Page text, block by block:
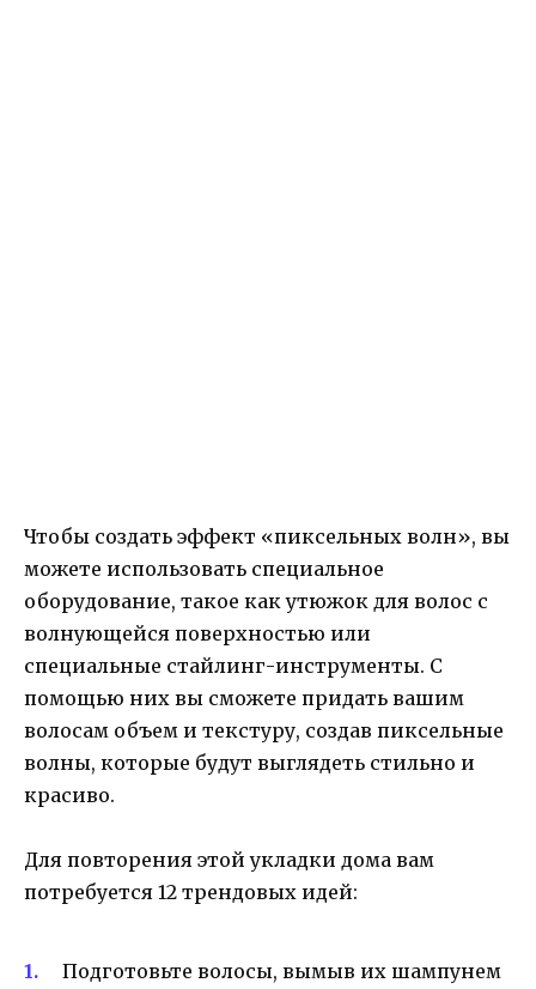
Чтобы создать эффект «пиксельных волн», вы
можете использовать специальное
оборудование, такое как утюжок для волос с
волнующейся поверхностью или
специальные стайлинг-инструменты. С
помощью них вы сможете придать вашим
волосам объем и текстуру, создав пиксельные
волны, которые будут выглядеть стильно и
красиво.
Для повторения этой укладки дома вам
потребуется 12 трендовых идей:
Подготовьте волосы, вымыв их шампунем